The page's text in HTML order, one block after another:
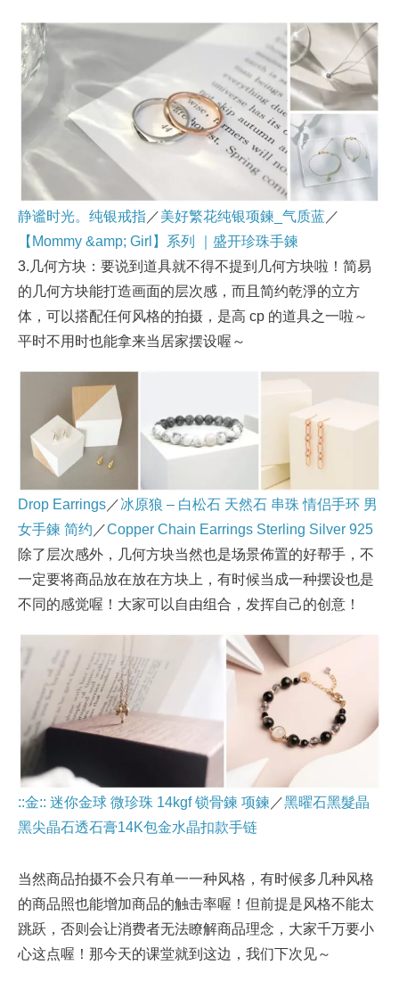
静谧时光。纯银戒指 ／美好繁花纯银项鍊_气质蓝 ／
【Mommy &amp; Girl】系列 ｜盛开珍珠手鍊
3.几何方块：要说到道具就不得不提到几何方块啦！简易
的几何方块能打造画面的层次感，而且简约乾淨的立方
体，可以搭配任何风格的拍摄，是高 cp 的道具之一啦～
平时不用时也能拿来当居家摆设喔～
Drop Earrings ／冰原狼 – 白松石 天然石 串珠 情侣手环 男
女手鍊 简约 ／Copper Chain Earrings Sterling Silver 925
除了层次感外，几何方块当然也是场景佈置的好帮手，不
一定要将商品放在放在方块上，有时候当成一种摆设也是
不同的感觉喔！大家可以自由组合，发挥自己的创意！
::金:: 迷你金球 微珍珠 14kgf 锁骨鍊 项鍊 ／黑曜石黑髮晶
黑尖晶石透石膏14K包金水晶扣款手链
当然商品拍摄不会只有单一一种风格，有时候多几种风格
的商品照也能增加商品的触击率喔！但前提是风格不能太
跳跃，否则会让消费者无法瞭解商品理念，大家千万要小
心这点喔！那今天的课堂就到这边，我们下次见～